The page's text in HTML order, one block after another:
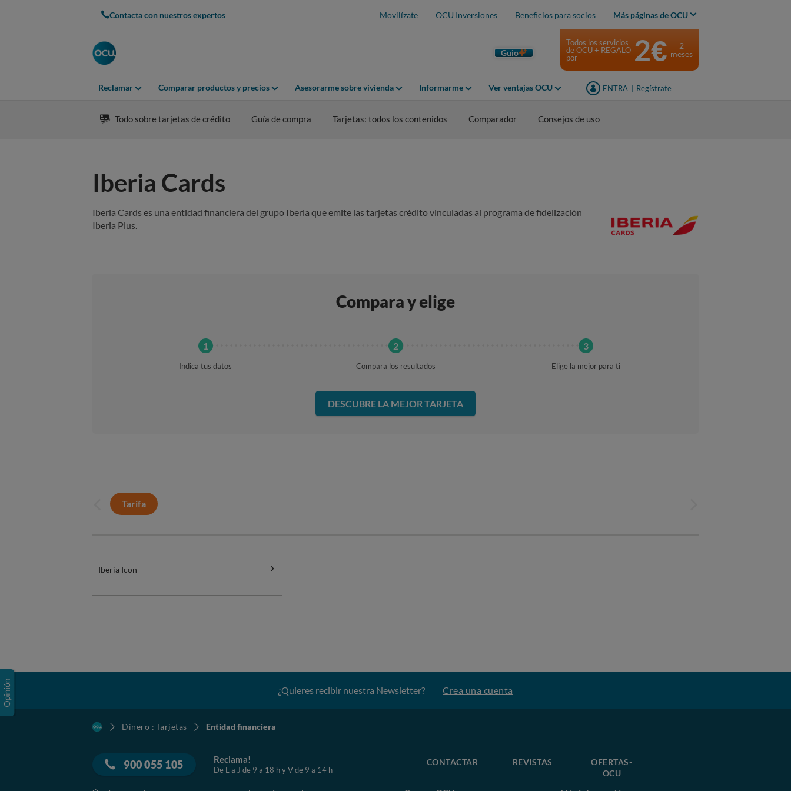
Contacta con nuestros expertos Movilízate OCU Inversiones Beneficios para socios Más páginas de OCU
Guio
Reclamar Comparar productos y precios Asesorarme sobre vivienda Informarme Ver ventajas OCU ENTRA Regístrate
Todos los servicios
de OCU + REGALO
por
2€
2
meses
Todo sobre tarjetas de crédito Guía de compra Tarjetas: todos los contenidos Comparador Consejos de uso
Iberia Cards
Iberia Cards es una entidad financiera del grupo Iberia que emite las tarjetas crédito vinculadas al programa de fidelización
Iberia Plus.
Compara y elige
Indica tus datos Compara los resultados Elige la mejor para ti
DESCUBRE LA MEJOR TARJETA
Tarifa
Iberia Icon
¿Quieres recibir nuestra Newsletter? Crea una cuenta
Dinero : Tarjetas Entidad financiera
900 055 105 Reclama!
De L a J de 9 a 18 h y V de 9 a 14 h
CONTACTAR REVISTAS
OFERTAS-
OCU